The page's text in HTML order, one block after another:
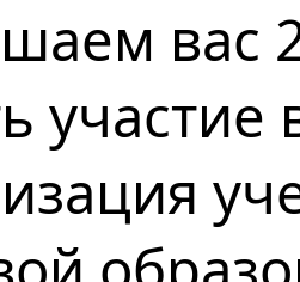
вас
участие